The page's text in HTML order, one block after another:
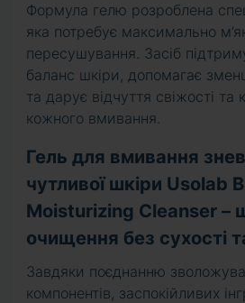
Формула гелю розроблена
яка потребує максимально
пересушування. Засіб
баланс шкіри, допомагає
та дарує відчуття свіжості та
кожного вмивання.
Гель для вмивання
чутливої шкіри Usolab
Moisturizing Cleanser –
очищення без сухості
Завдяки поєднанню
компонентів, заспокійливих